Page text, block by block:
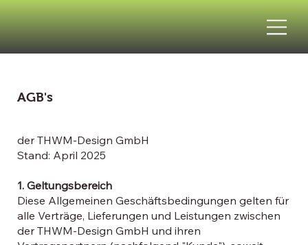
AGB's
der THWM-Design GmbH
Stand: April 2025
1. Geltungsbereich
Diese Allgemeinen Geschäftsbedingungen gelten für
alle Verträge, Lieferungen und Leistungen zwischen
der THWM-Design GmbH und ihren